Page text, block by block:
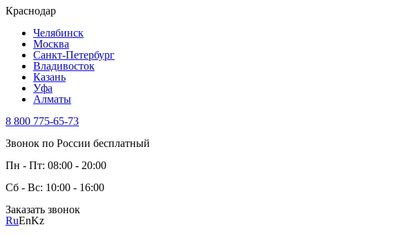
Краснодар
Челябинск
Москва
Санкт-Петербург
Владивосток
Казань
Уфа
Алматы
8 800 775-65-73
Звонок по России бесплатный
Пн - Пт: 08:00 - 20:00
Сб - Вс: 10:00 - 16:00
Заказать звонок
RuEnKz